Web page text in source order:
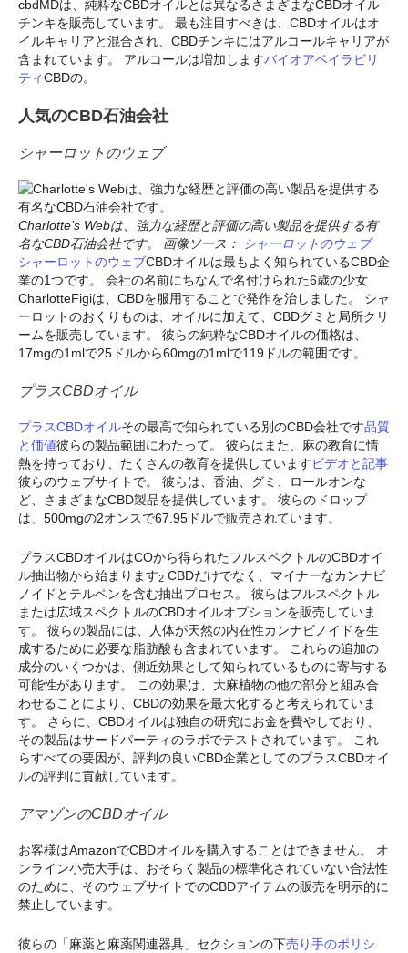
cbdMDは、純粋なCBDオイルとは異なるさまざまなCBDオイル
チンキを販売しています。 最も注目すべきは、CBDオイルはオ
イルキャリアと混合され、CBDチンキにはアルコールキャリアが
含まれています。 アルコールは増加しますバイオアベイラビリ
ティCBDの。
人気のCBD石油会社
シャーロットのウェブ
Charlotte’s Webは、強力な経歴と評価の高い製品を提供する有
名なCBD石油会社です。 画像ソース：
シャーロットのウェブ
シャーロットのウェブCBDオイルは最もよく知られているCBD企
業の1つです。 会社の名前にちなんで名付けられた6歳の少女
CharlotteFigiは、CBDを服用することで発作を治しました。 シャ
ーロットのおくりものは、オイルに加えて、CBDグミと局所クリ
ームを販売しています。 彼らの純粋なCBDオイルの価格は、
17mgの1mlで25ドルから60mgの1mlで119ドルの範囲です。
プラスCBDオイル
プラスCBDオイルその最高で知られている別のCBD会社です品質
と価値彼らの製品範囲にわたって。 彼らはまた、麻の教育に情
熱を持っており、たくさんの教育を提供していますビデオと記事
彼らのウェブサイトで。 彼らは、香油、グミ、ロールオンな
ど、さまざまなCBD製品を提供しています。 彼らのドロップ
は、500mgの2オンスで67.95ドルで販売されています。
プラスCBDオイルはCOから得られたフルスペクトルのCBDオイ
ル抽出物から始まります2 CBDだけでなく、マイナーなカンナビ
ノイドとテルペンを含む抽出プロセス。 彼らはフルスペクトル
または広域スペクトルのCBDオイルオプションを販売していま
す。 彼らの製品には、人体が天然の内在性カンナビノイドを生
成するために必要な脂肪酸も含まれています。 これらの追加の
成分のいくつかは、側近効果として知られているものに寄与する
可能性があります。 この効果は、大麻植物の他の部分と組み合
わせることにより、CBDの効果を最大化すると考えられていま
す。 さらに、CBDオイルは独自の研究にお金を費やしており、
その製品はサードパーティのラボでテストされています。 これ
らすべての要因が、評判の良いCBD企業としてのプラスCBDオイ
ルの評判に貢献しています。
アマゾンのCBDオイル
お客様はAmazonでCBDオイルを購入することはできません。 オ
ンライン小売大手は、おそらく製品の標準化されていない合法性
のために、そのウェブサイトでのCBDアイテムの販売を明示的に
禁止しています。
彼らの「麻薬と麻薬関連器具」セクションの下売り手のポリシ